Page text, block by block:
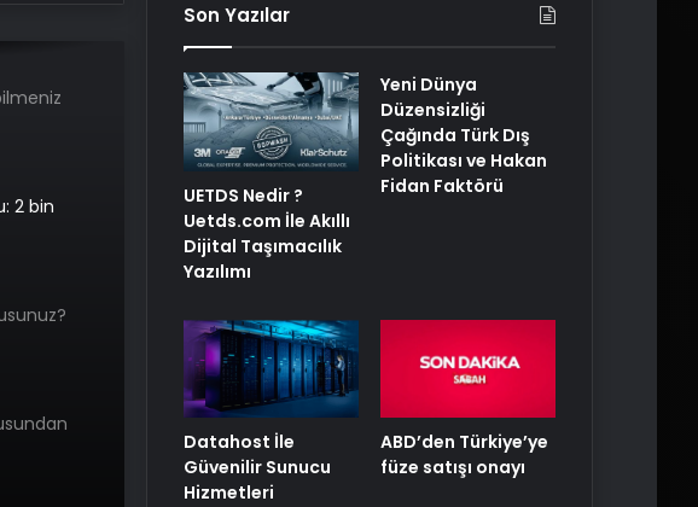
2 bin
Son Yazılar
UETDS Nedir ?
Uetds.com İle Akıllı
Dijital Taşımacılık
Yazılımı
Yeni Dünya
Düzensizliği
Çağında Türk Dış
Politikası ve Hakan
Fidan Faktörü
Datahost İle
Güvenilir Sunucu
Hizmetleri
ABD’den Türkiye’ye
füze satışı onayı